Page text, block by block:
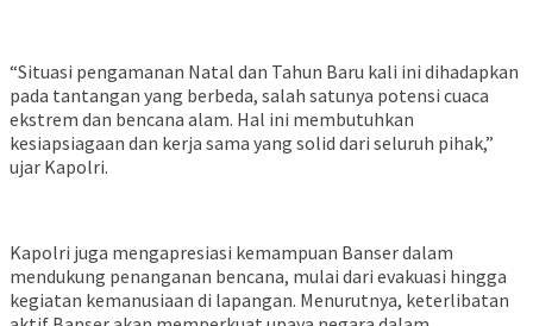
“Situasi pengamanan Natal dan Tahun Baru kali ini dihadapkan
pada tantangan yang berbeda, salah satunya potensi cuaca
ekstrem dan bencana alam. Hal ini membutuhkan
kesiapsiagaan dan kerja sama yang solid dari seluruh pihak,”
ujar Kapolri.
Kapolri juga mengapresiasi kemampuan Banser dalam
mendukung penanganan bencana, mulai dari evakuasi hingga
kegiatan kemanusiaan di lapangan. Menurutnya, keterlibatan